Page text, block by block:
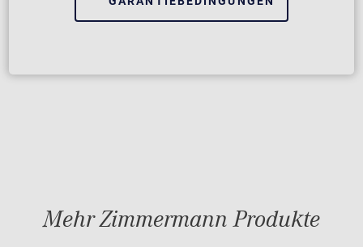
Mehr Zimmermann Produkte